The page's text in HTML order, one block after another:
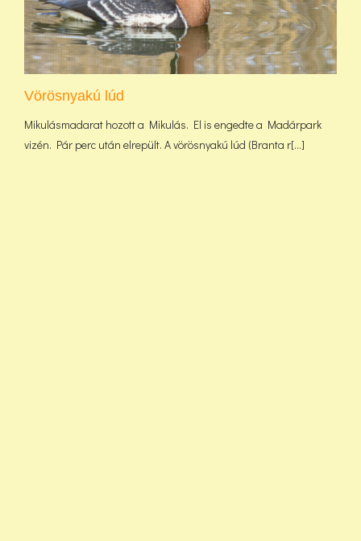
Vörösnyakú lúd
Mikulásmadarat hozott a Mikulás. El is engedte a Madárpark
vizén. Pár perc után elrepült. A vörösnyakú lúd (Branta r[...]